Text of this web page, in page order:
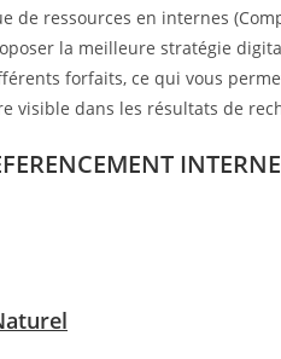
de ressources en internes
la meilleure stratégie
forfaits, ce qui vous
visible dans les résultats de